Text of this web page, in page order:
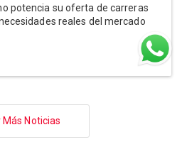
potencia su oferta de carreras
reales del mercado
Más Noticias